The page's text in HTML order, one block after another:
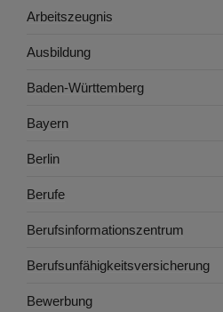
Arbeitszeugnis
Ausbildung
Baden-Württemberg
Bayern
Berlin
Berufe
Berufsinformationszentrum
Berufsunfähigkeitsversicherung
Bewerbung